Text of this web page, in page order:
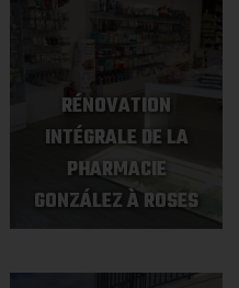
RÉNOVATION
INTÉGRALE DE LA
PHARMACIE
GONZÁLEZ À ROSES